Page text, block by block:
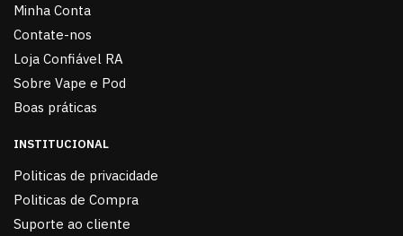
Minha Conta
Contate-nos
Loja Confiável RA
Sobre Vape e Pod
Boas práticas
INSTITUCIONAL
Politicas de privacidade
Politicas de Compra
Suporte ao cliente